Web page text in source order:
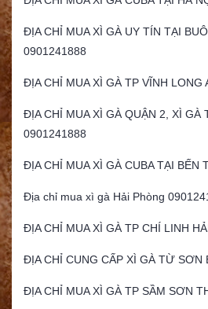
ĐỊA CHỈ MUA XÌ GÀ UY TÍN TẠI
0901241888
ĐỊA CHỈ MUA XÌ GÀ TP VĨNH LONG
ĐỊA CHỈ MUA XÌ GÀ QUẬN 2, XÌ GÀ
0901241888
ĐỊA CHỈ MUA XÌ GÀ CUBA TẠI BẾN
Địa chỉ mua xì gà Hải Phòng
ĐỊA CHỈ MUA XÌ GÀ TP CHÍ LINH
ĐỊA CHỈ CUNG CẤP XÌ GÀ TỪ SƠN
ĐỊA CHỈ MUA XÌ GÀ TP SẦM SƠN